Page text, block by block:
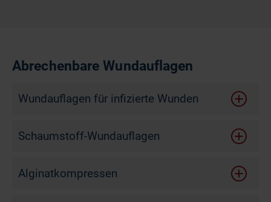
Abrechenbare Wundauflagen
Wundauflagen für infizierte Wunden
Schaumstoff-Wundauflagen
Alginatkompressen